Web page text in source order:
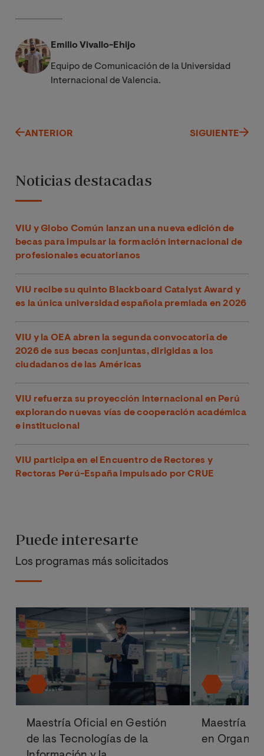
Emilio Vivallo-Ehijo
Equipo de Comunicación de la Universidad
Internacional de Valencia.
ANTERIOR SIGUIENTE
Noticias destacadas
VIU y Globo Común lanzan una nueva edición de
becas para impulsar la formación internacional de
profesionales ecuatorianos
VIU recibe su quinto Blackboard Catalyst Award y
es la única universidad española premiada en 2026
VIU y la OEA abren la segunda convocatoria de
2026 de sus becas conjuntas, dirigidas a los
ciudadanos de las Américas
VIU refuerza su proyección internacional en Perú
explorando nuevas vías de cooperación académica
e institucional
VIU participa en el Encuentro de Rectores y
Rectoras Perú-España impulsado por CRUE
Puede interesarte
Los programas más solicitados
Maestría Oficial en Gestión
de las Tecnologías de la
Maestría
en